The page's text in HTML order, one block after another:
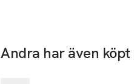
Andra har även köpt